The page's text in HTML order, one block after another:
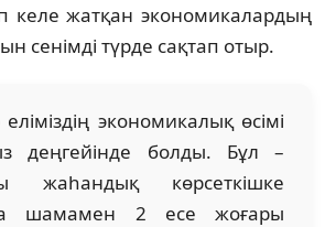
келе жатқан экономикалардың
сенімді түрде сақтап отыр.
экономикалық өсімі
деңгейінде болды. Бұл –
жаһандық көрсеткішке
шамамен 2 есе жоғары